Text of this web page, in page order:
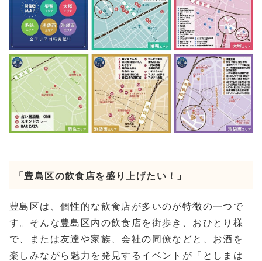
「豊島区の飲食店を盛り上げたい！」
豊島区は、個性的な飲食店が多いのが特徴の一つで
す。そんな豊島区内の飲食店を街歩き、おひとり様
で、または友達や家族、会社の同僚などと、お酒を
楽しみながら魅力を発見するイベントが「としまは